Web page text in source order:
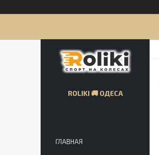
ROLIKI 🚚 ОДЕСА
ГЛАВНАЯ